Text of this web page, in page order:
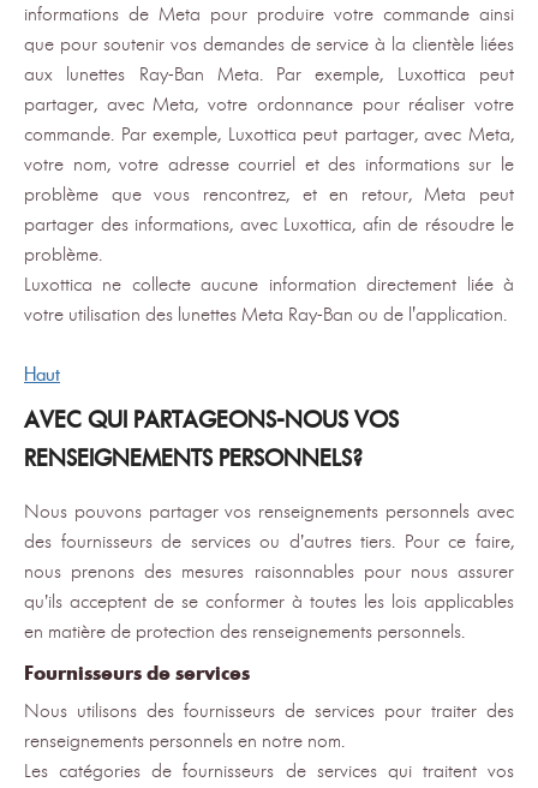
informations de Meta pour produire votre commande ainsi
que pour soutenir vos demandes de service à la clientèle liées
aux lunettes Ray-Ban Meta. Par exemple, Luxottica peut
partager, avec Meta, votre ordonnance pour réaliser votre
commande. Par exemple, Luxottica peut partager, avec Meta,
votre nom, votre adresse courriel et des informations sur le
problème que vous rencontrez, et en retour, Meta peut
partager des informations, avec Luxottica, afin de résoudre le
problème.
Luxottica ne collecte aucune information directement liée à
votre utilisation des lunettes Meta Ray-Ban ou de l'application.
Haut
AVEC QUI PARTAGEONS-NOUS VOS
RENSEIGNEMENTS PERSONNELS?
Nous pouvons partager vos renseignements personnels avec
des fournisseurs de services ou d’autres tiers. Pour ce faire,
nous prenons des mesures raisonnables pour nous assurer
qu’ils acceptent de se conformer à toutes les lois applicables
en matière de protection des renseignements personnels.
Fournisseurs de services
Nous utilisons des fournisseurs de services pour traiter des
renseignements personnels en notre nom.
Les catégories de fournisseurs de services qui traitent vos